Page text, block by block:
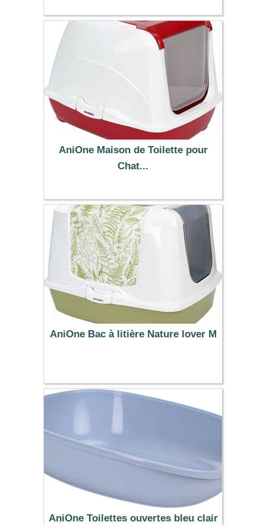
24.99 €
AniOne Maison de Toilette pour
Chat...
17.99 €
AniOne Bac à litière Nature lover M
24.99 €
AniOne Toilettes ouvertes bleu clair